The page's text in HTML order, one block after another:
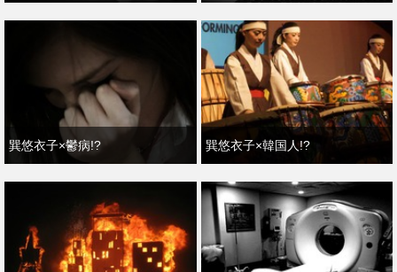
巽悠衣子×鬱病!? 巽悠衣子×韓国人!?